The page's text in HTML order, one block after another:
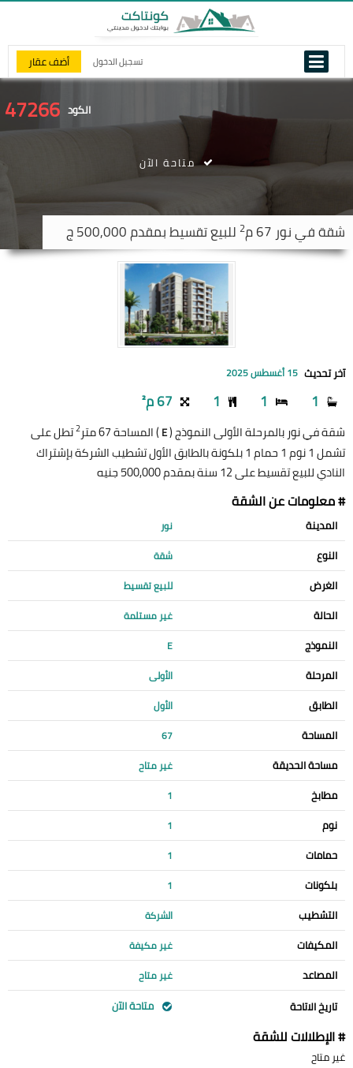
تسجيل الدخول أضف عقار
الكود 47266
شقة فينور 2 للبيع تقسيط بمقدم 500,000 ج
متاحة الآن
آخر تحديث 15 أغسطس 2025
1
1
1 67 م²
شقة في نور بالمرحلة الأولى النموذج (E) المساحة 67 متر 2تطل على
تشمل 1 نوم 1 حمام 1 بلكونة بالطابق الأول تشطيب الشركة بإشتراك
النادي للبيع تقسيط على 12 سنة بمقدم 500,000 جنيه
# معلومات عن الشقة
المدينة نور
النوع شقة
الغرض للبيع تقسيط
الحالة غير مستلمة
النموذج E
المرحلة الأولى
الطابق الأول
المساحة 67
مساحة الحديقة غير متاح
مطابخ 1
نوم 1
حمامات 1
بلكونات 1
التشطيب الشركة
المكيفات غير مكيفة
المصاعد غير متاح
تاريخ الاتاحة متاحة الآن
# الإطلالات للشقة
غير متاح